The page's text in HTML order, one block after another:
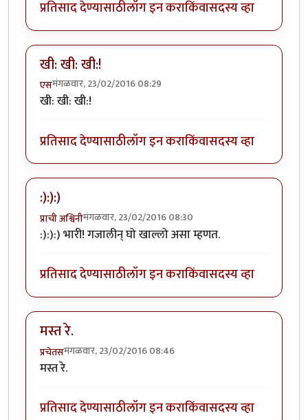
प्रतिसाद देण्यासाठीलॉग इन कराकिंवासदस्य व्हा
खी: खी: खी:!
एसमंगळवार, 23/02/2016 08:29
खी: खी: खी:!
प्रतिसाद देण्यासाठीलॉग इन कराकिंवासदस्य व्हा
:):):)
प्राची अश्विनीमंगळवार, 23/02/2016 08:30
:):):) भारी! गजालीन् घो खाल्लो असा म्हणत.
प्रतिसाद देण्यासाठीलॉग इन कराकिंवासदस्य व्हा
मस्त रे.
प्रचेतसमंगळवार, 23/02/2016 08:46
मस्त रे.
प्रतिसाद देण्यासाठीलॉग इन कराकिंवासदस्य व्हा